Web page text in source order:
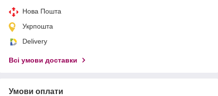
Нова Пошта
Укрпошта
Delivery
Всі умови доставки
Умови оплати